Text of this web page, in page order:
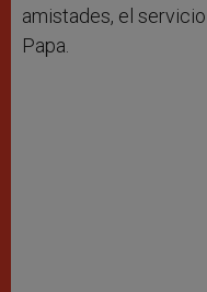
amistades, el servicio
Papa.